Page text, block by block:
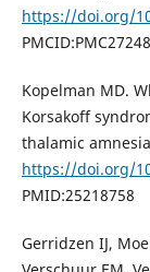
https://doi.org/
Kopelman MD.
Korsakoff
thalamic
https://doi.org/
PMID:25218758
Gerridzen IJ,